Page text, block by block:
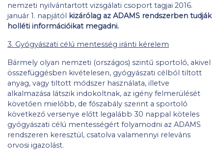
nemzeti nyilvántartott vizsgálati csoport tagjai 2016.
január 1. napjától kizárólag az ADAMS rendszerben tudják
holléti információikat megadni.
3. Gyógyászati célú mentesség iránti kérelem
Bármely olyan nemzeti (országos) szintű sportoló, akivel
összefüggésben kivételesen, gyógyászati célból tiltott
anyag, vagy tiltott módszer használata, illetve
alkalmazása látszik indokoltnak, az igény felmerülését
követően mielőbb, de főszabály szerint a sportoló
következő versenye előtt legalább 30 nappal köteles
gyógyászati célú mentességért folyamodni az ADAMS
rendszeren keresztül, csatolva valamennyi releváns
orvosi igazolást.